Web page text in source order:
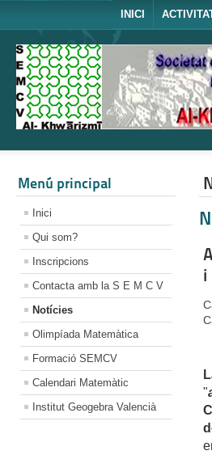
INICI
Menú principal
Inici
Qui som?
Inscripcions
Contacta amb la S E M C V
Notícies
Olimpíada Matemàtica
Formació SEMCV
Calendari Matemàtic
Institut Geogebra Valencià
i
"